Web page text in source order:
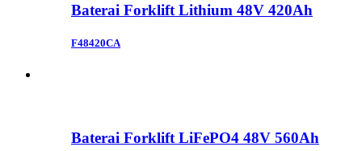
Baterai Forklift Lithium 48V 420Ah
F48420CA
Baterai Forklift LiFePO4 48V 560Ah